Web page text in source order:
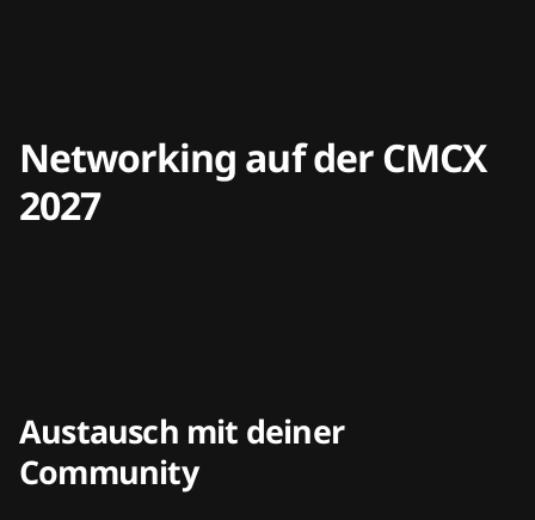
Networking auf der CMCX
2027
Austausch mit deiner
Community